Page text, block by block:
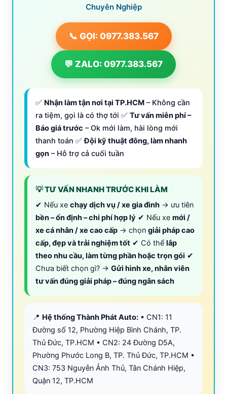
Chuyên Nghiệp
📞 GỌI: 0977.383.567
💬 ZALO: 0977.383.567
✅ Nhận làm tận nơi tại TP.HCM – Không cần
ra tiệm, gọi là có thợ tới ✅ Tư vấn miễn phí –
Báo giá trước – Ok mới làm, hài lòng mới
thanh toán ✅Đội kỹ thuật đông, làm nhanh
gọn – Hỗ trợ cả cuối tuần
💡 TƯ VẤN NHANH TRƯỚC KHI LÀM
✔ Nếu xe chạy dịch vụ / xe gia đình → ưu tiên
bền – ổn định – chi phí hợp lý ✔ Nếu xe mới /
xe cá nhân / xe cao cấp → chọn giải pháp cao
cấp, đẹp và trải nghiệm tốt ✔ Có thể lắp
theo nhu cầu, làm từng phần hoặc trọn gói ✔
Chưa biết chọn gì? → Gửi hình xe, nhân viên
tư vấn đúng giải pháp – đúng ngân sách
📍 Hệ thống Thành Phát Auto: • CN1: 11
Đường số 12, Phường Hiệp Bình Chánh, TP.
Thủ Đức, TP.HCM • CN2: 24 Đường D5A,
Phường Phước Long B, TP. Thủ Đức, TP.HCM •
CN3: 753 Nguyễn Ảnh Thủ, Tân Chánh Hiệp,
Quận 12, TP.HCM